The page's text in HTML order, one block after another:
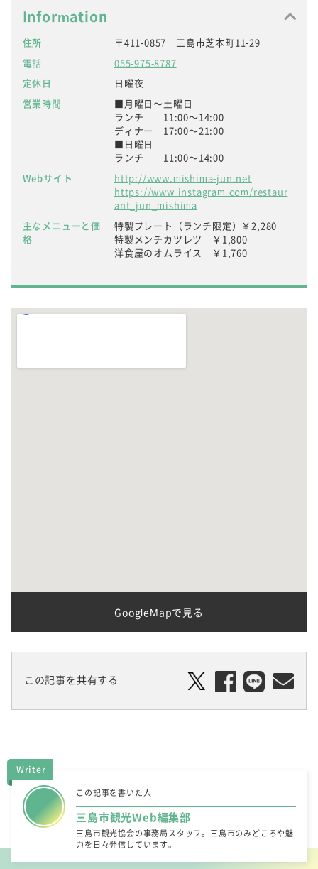
Information
住所
〒411-0857 三島市芝本町11-29
電話
055-975-8787
定休日
日曜夜
営業時間
■月曜日～土曜日
ランチ 11:00～14:00
ディナー 17:00～21:00
■日曜日
ランチ 11:00～14:00
Webサイト
http://www.mishima-jun.net
https://www.instagram.com/restaur
ant_jun_mishima
主なメニューと価
格
特製プレート（ランチ限定）￥2,280
特製メンチカツレツ ￥1,800
洋食屋のオムライス ￥1,760
GoogleMapで見る
この記事を共有する
Writer
この記事を書いた人
三島市観光Web編集部
三島市観光協会の事務局スタッフ。三島市のみどころや魅
力を日々発信しています。